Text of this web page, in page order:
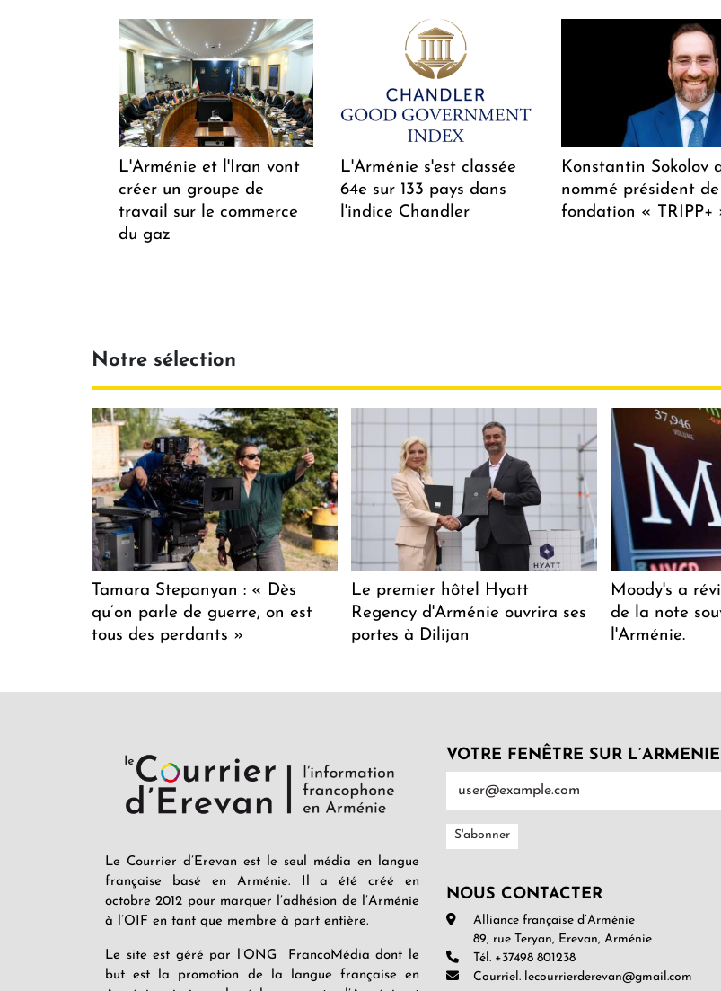
L'Arménie et l'Iran vont
créer un groupe de
travail sur le commerce
du gaz
L'Arménie s'est classée
64e sur 133 pays dans
l'indice Chandler
Konstantin Sokolov
nommé président
fondation « TRIPP+
Notre sélection
Tamara Stepanyan : « Dès
qu’on parle de guerre, on est
tous des perdants »
Le premier hôtel Hyatt
Regency d'Arménie ouvrira ses
portes à Dilijan
Moody's a
de la note
l'Arménie.
Le Courrier d’Erevan est le seul média en langue
française basé en Arménie. Il a été créé en
octobre 2012 pour marquer l’adhésion de l’Arménie
à l’OIF en tant que membre à part entière.
Le site est géré par l’ONG FrancoMédia dont le
but est la promotion de la langue française en
VOTRE FENÊTRE SUR L’ARMENIE
NOUS CONTACTER
Alliance française d’Arménie
89, rue Teryan, Erevan, Arménie
Tél. +37498 801238
Courriel. lecourrierderevan@gmail.com